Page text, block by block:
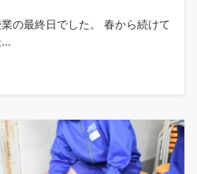
の最終日でした。 春から続けて